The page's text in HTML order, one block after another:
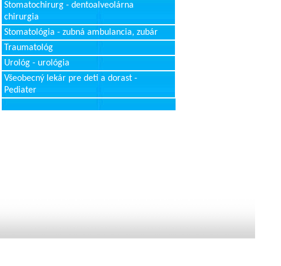
Stomatochirurg - dentoalveolárna
chirurgia
Stomatológia - zubná ambulancia, zubár
Traumatológ
Urológ - urológia
Všeobecný lekár pre deti a dorast -
Pediater